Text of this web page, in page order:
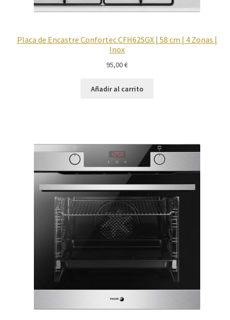
Placa de Encastre Confortec CFH62SGX | 58 cm | 4 Zonas |
Inox
95,00€
Añadir al carrito